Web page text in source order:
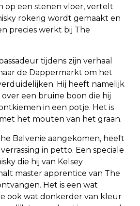
op een stenen vloer, vertelt
rokerig wordt gemaakt en
precies werkt bij The
tijdens zijn verhaal
de Dappermarkt om het
Hij heeft namelijk
een bruine boon die hij
in een potje. Het is
het mouten van het graan.
Balvenie aangekomen, heeft
in petto. Een speciale
die hij van Kelsey
master apprentice van The
Het is een wat
ook wat donkerder van kleur